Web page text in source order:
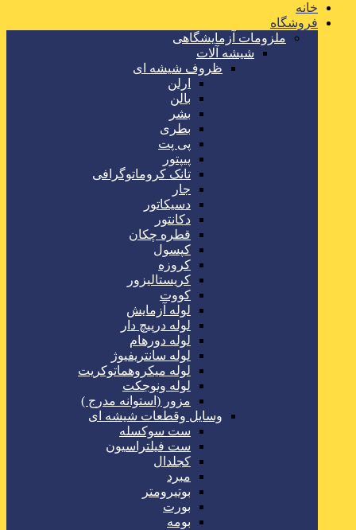
خانه
فروشگاه
ملزومات آزمایشگاهی
شیشه آلات
ظروف شیشه ای
ارلن
بالن
بشر
بطری
پی پت
پیپتور
تانک کروماتوگرافی
جار
دسیکاتور
دکانتور
قطره چکان
کپسول
کروزه
کریستالیزور
کووت
لوله آزمایش
لوله درپیچ دار
لوله دورهام
لوله سانتریفیوژ
لوله میکروهماتوکریت
لوله ونوجکت
مزور (استوانه مدرج )
وسایل وقطعات شیشه ای
ست سوکسله
ست فیلتراسیون
کجلدال
مبرد
بوتیرومتر
بورت
بومه